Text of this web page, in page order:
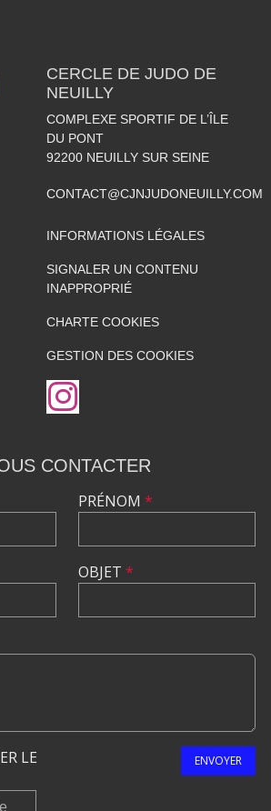
CERCLE DE JUDO DE
NEUILLY
COMPLEXE SPORTIF DE L’ÎLE
DU PONT
92200 NEUILLY SUR SEINE
CONTACT@CJNJUDONEUILLY.COM
INFORMATIONS LÉGALES
SIGNALER UN CONTENU
INAPPROPRIÉ
CHARTE COOKIES
GESTION DES COOKIES
CONTACTER
PRÉNOM *
OBJET *
LE
ENVOYER